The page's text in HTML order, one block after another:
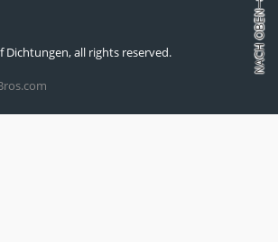
all rights reserved.